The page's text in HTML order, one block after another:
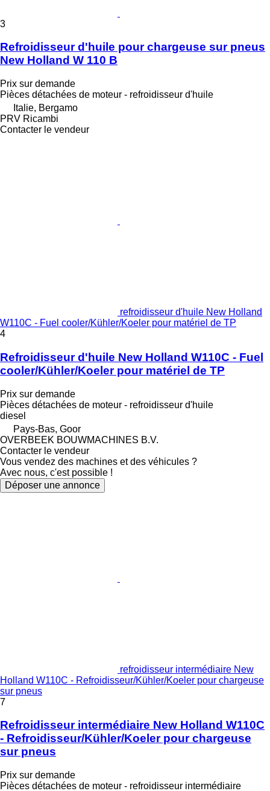
3
Refroidisseur d'huile pour chargeuse sur pneus
New Holland W 110 B
Prix sur demande
Pièces détachées de moteur - refroidisseur d'huile
Italie, Bergamo
PRV Ricambi
Contacter le vendeur
refroidisseur d'huile New Holland
W110C - Fuel cooler/Kühler/Koeler pour matériel de TP
4
Refroidisseur d'huile New Holland W110C - Fuel
cooler/Kühler/Koeler pour matériel de TP
Prix sur demande
Pièces détachées de moteur - refroidisseur d'huile
diesel
Pays-Bas, Goor
OVERBEEK BOUWMACHINES B.V.
Contacter le vendeur
Vous vendez des machines et des véhicules ?
Avec nous, c'est possible !
Déposer une annonce
refroidisseur intermédiaire New
Holland W110C - Refroidisseur/Kühler/Koeler pour chargeuse
sur pneus
7
Refroidisseur intermédiaire New Holland W110C
- Refroidisseur/Kühler/Koeler pour chargeuse
sur pneus
Prix sur demande
Pièces détachées de moteur - refroidisseur intermédiaire